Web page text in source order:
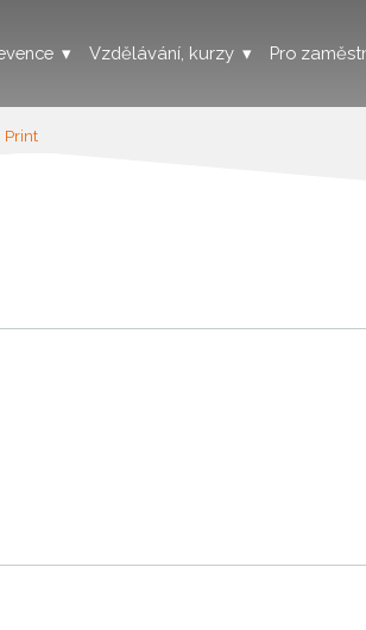
Vzdělávání, kurzy Pro
Print